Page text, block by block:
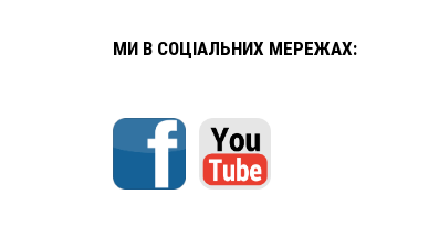
МИ В СОЦІАЛЬНИХ МЕРЕЖАХ: